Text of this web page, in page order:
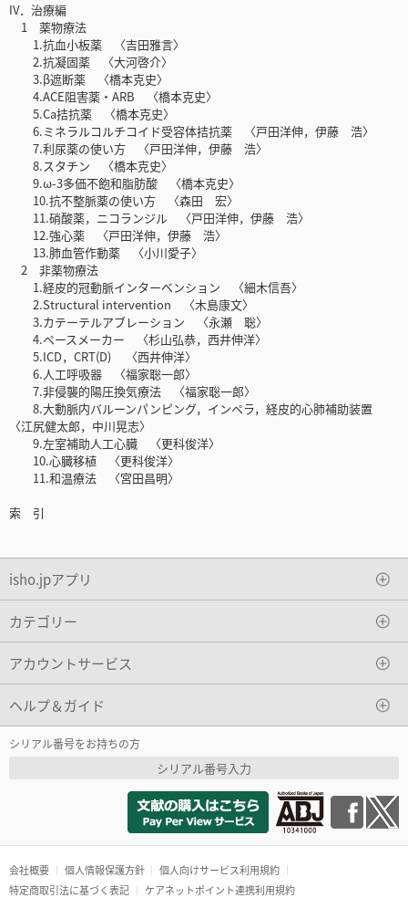
IV．治療編
1 薬物療法
1.抗血小板薬 〈吉田雅言〉
2.抗凝固薬 〈大河啓介〉
3.β遮断薬 〈橋本克史〉
4.ACE阻害薬・ARB 〈橋本克史〉
5.Ca拮抗薬 〈橋本克史〉
6.ミネラルコルチコイド受容体拮抗薬 〈戸田洋伸，伊藤 浩〉
7.利尿薬の使い方 〈戸田洋伸，伊藤 浩〉
8.スタチン 〈橋本克史〉
9.ω-3多価不飽和脂肪酸 〈橋本克史〉
10.抗不整脈薬の使い方 〈森田 宏〉
11.硝酸薬，ニコランジル 〈戸田洋伸，伊藤 浩〉
12.強心薬 〈戸田洋伸，伊藤 浩〉
13.肺血管作動薬 〈小川愛子〉
2 非薬物療法
1.経皮的冠動脈インターベンション 〈細木信吾〉
2.Structural intervention 〈木島康文〉
3.カテーテルアブレーション 〈永瀬 聡〉
4.ペースメーカー 〈杉山弘恭，西井伸洋〉
5.ICD，CRT(D) 〈西井伸洋〉
6.人工呼吸器 〈福家聡一郎〉
7.非侵襲的陽圧換気療法 〈福家聡一郎〉
8.大動脈内バルーンパンピング，インペラ，経皮的心肺補助装置
〈江尻健太郎，中川晃志〉
9.左室補助人工心臓 〈更科俊洋〉
10.心臓移植 〈更科俊洋〉
11.和温療法 〈宮田昌明〉
索 引
isho.jpアプリ
カテゴリー
アカウントサービス
ヘルプ＆ガイド
シリアル番号をお持ちの方
シリアル番号入力
会社概要 個人情報保護方針
個人向けサービス利用規約
特定商取引法に基づく表記
ケアネットポイント連携利用規約